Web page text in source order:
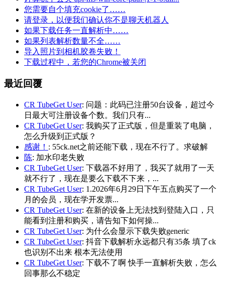
您需要自个填充cookie了……
请登录，以便我们确认你不是聊天机器人
如果下载任务一直解析中……
如果列表解析数量不全……
导入照片到相机胶卷失败！
下载过程中，若您的Chrome被关闭
最近回覆
CR TubeGet User: 问题：此码已注册50台设备，超过今
日最大可注册设备个数。我们只有...
CR TubeGet User: 我购买了正式版，但是重装了电脑，
怎么升级到正式版？
感谢！ : 55ck.net之前还能下载，现在不行了。求破解
陈: 加水印老失败
CR TubeGet User: 下载器不好用了，我买了就用了一天
就不行了，现在是要么下载不下来，...
CR TubeGet User: 1.2026年6月29日下午五点购买了一个
月的会员，现在学开发票...
CR TubeGet User: 在新的设备上无法找到登陆入口，只
能看到注册和购买，请告知下如何操...
CR TubeGet User: 为什么会显示下载失败generic
CR TubeGet User: 抖音下载解析永远都只有35条 填了ck
也识别不出来 根本无法使用
CR TubeGet User: 下载不了啊 快手一直解析失败，怎么
回事那么不稳定